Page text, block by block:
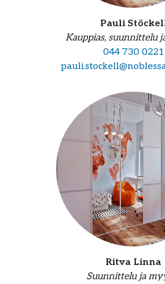
Pauli
Kauppias, suunnittelu
044 730 0221
Ritva Linna
Suunnittelu ja